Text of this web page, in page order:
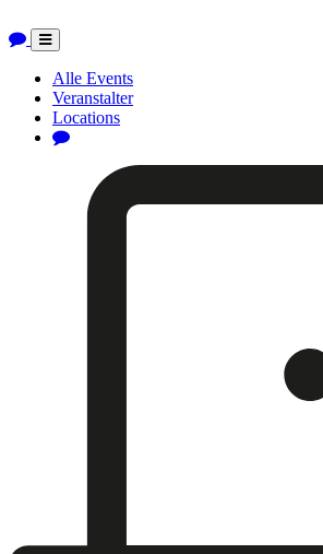
Toggle
navigation
Alle Events
Veranstalter
Locations